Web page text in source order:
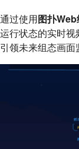
通过使用图扑
运行状态的实时视
引领未来组态画面